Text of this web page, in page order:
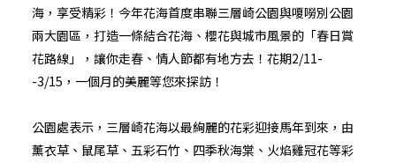
海，享受精彩！今年花海首度串聯三層崎公園與嗄嘮別公園
兩大園區，打造一條結合花海、櫻花與城市風景的「春日賞
花路線」，讓你走春、情人節都有地方去！花期2/11-
-3/15，一個月的美麗等您來探訪！
公園處表示，三層崎花海以最絢麗的花彩迎接馬年到來，由
薰衣草、鼠尾草、五彩石竹、四季秋海棠、火焰雞冠花等彩